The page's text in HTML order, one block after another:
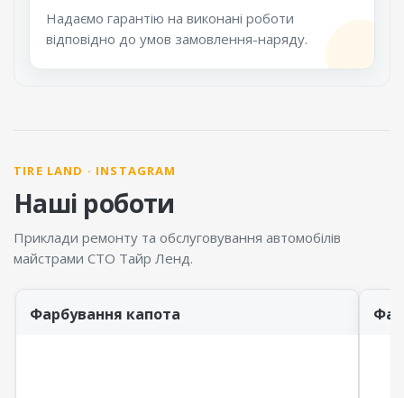
Надаємо гарантію на виконані роботи
відповідно до умов замовлення-наряду.
TIRE LAND · INSTAGRAM
Наші роботи
Приклади ремонту та обслуговування автомобілів
майстрами СТО Тайр Ленд.
Фарбування капота